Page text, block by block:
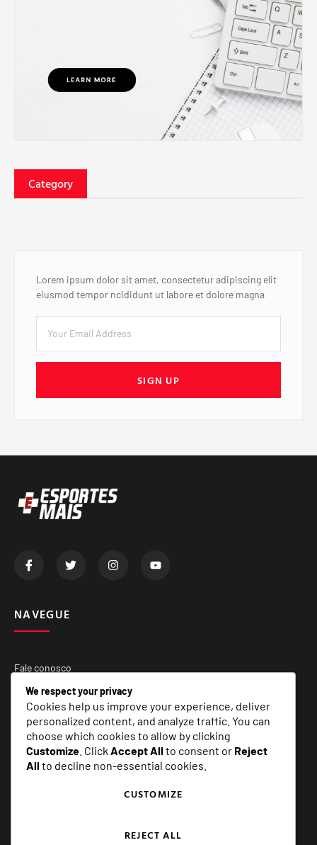
Category
Lorem ipsum dolor sit amet, consectetur adipiscing elit
eiusmod tempor ncididunt ut labore et dolore magna
SIGN UP
NAVEGUE
Fale conosco
Quem Somos
Matérias Especiais
SERVIÇOS
We respect your privacy
Cookies help us improve your experience, deliver
personalized content, and analyze traffic. You can
choose which cookies to allow by clicking
Customize . Click Accept Allto consent or Reject
Allto decline non-essential cookies.
CUSTOMIZE
REJECT ALL